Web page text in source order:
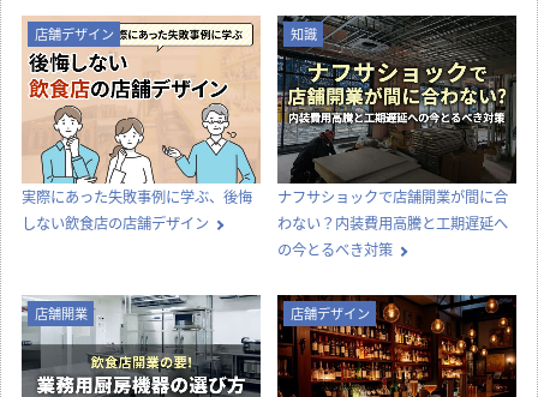
店舗デザイン
実際にあった失敗事例に学ぶ、後悔
しない飲食店の店舗デザイン
知識
ナフサショックで店舗開業が間に合
わない？内装費用高騰と工期遅延へ
の今とるべき対策
店舗開業 店舗デザイン